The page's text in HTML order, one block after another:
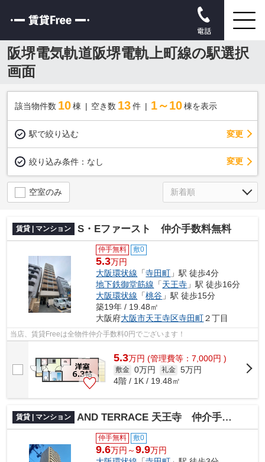
電話
阪堺電気軌道阪堺電軌上町線の駅選択
画面
該当物件数 10棟 空き数 13 件 1～10 棟を表示
駅で絞り込む 変更
絞り込み条件： なし 変更
空室のみ
賃貸 | マンション S・Eファースト 仲介手数料無料
仲手無料 敷0
5.3万円
大阪環状線 「寺田町 」駅 徒歩4分
地下鉄御堂筋線 「天王寺 」駅 徒歩16分
大阪環状線 「桃谷 」駅 徒歩15分
築19年 / 19.48㎡
大阪府大阪市天王寺区寺田町２丁目
当店、賃貸Freeは全物件仲介手数料0円でございます！
5.3万円 (管理費等：7,000円 )
敷金 0万円 礼金 5万円
4階 / 1K / 19.48㎡
賃貸 | マンション AND TERRACE 天王寺 仲介手数料無料
仲手無料 敷0
9.6万円～9.9万円